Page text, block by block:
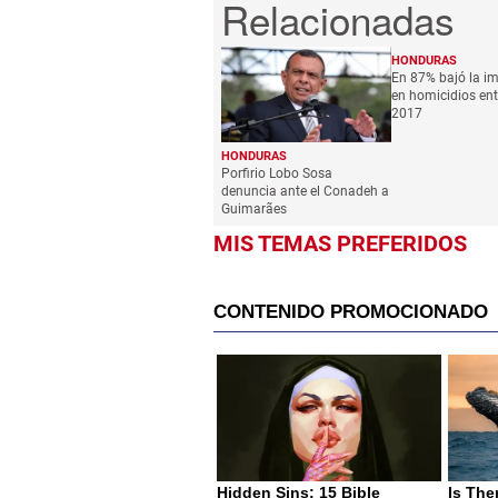
HONDURAS
Porfirio Lobo Sosa
denuncia ante el Conadeh a
Guimarães
HONDURAS
En 87% bajó la
en homicidios
2017
MIS TEMAS PREFERIDOS